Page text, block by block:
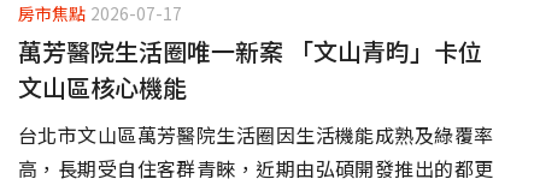
房市焦點 2026-07-17
萬芳醫院生活圈唯一新案 「文山青昀」卡位
文山區核心機能
台北市文山區萬芳醫院生活圈因生活機能成熟及綠覆率
高，長期受自住客群青睞，近期由弘碩開發推出的都更